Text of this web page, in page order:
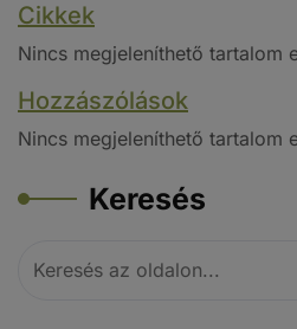
Cikkek
Nincs megjeleníthető tartalom
Hozzászólások
Nincs megjeleníthető tartalom
Keresés